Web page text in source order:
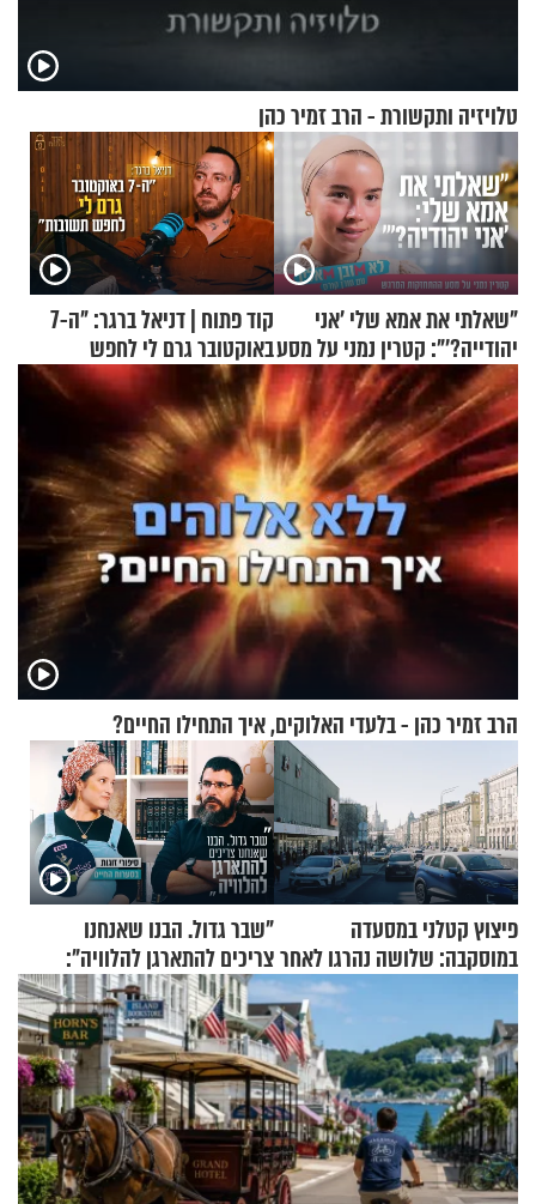
טלויזיה ותקשורת - הרב זמיר כהן
"שאלתי את אמא שלי 'אני
יהודייה?'": קטרין נמני על מסע
ההתחזקות המרגש
קוד פתוח | דניאל ברגר: "ה-7
באוקטובר גרם לי לחפש
תשובות"
הרב זמיר כהן - בלעדי האלוקים, איך התחילו החיים?
פיצוץ קטלני במסעדה
במוסקבה: שלושה נהרגו לאחר
שמטען שנשאה אישה התפוצץ
"שבר גדול. הבנו שאנחנו
צריכים להתארגן להלוויה":
זוגיות במבחן, הפעם עם מרים
וגד דנינו